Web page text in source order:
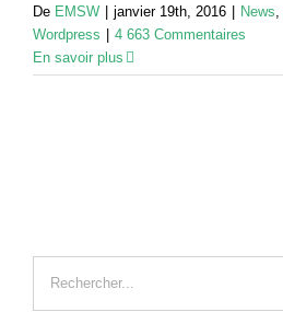
De EMSW | janvier 19th, 2016 | News
Wordpress | 4 663 Commentaires
En savoir plus